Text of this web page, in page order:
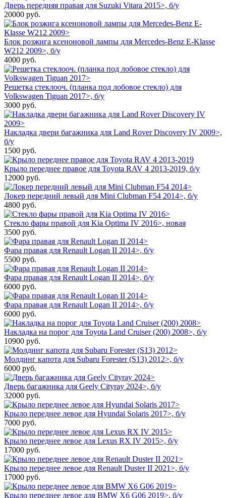
Дверь передняя правая для Suzuki Vitara 2015>, б/у
20000 руб.
Блок розжига ксеноновой лампы для Mercedes-Benz E-Klasse
W212 2009>, б/у
4000 руб.
Решетка стеклооч. (планка под лобовое стекло) для
Volkswagen Tiguan 2017>, б/у
3000 руб.
Накладка двери багажника для Land Rover Discovery IV 2009>,
б/у
1500 руб.
Крыло переднее правое для Toyota RAV 4 2013-2019, б/у
12000 руб.
Локер передний левый для Mini Clubman F54 2014>, б/у
4800 руб.
Стекло фары правой для Kia Optima IV 2016>, новая
3500 руб.
Фара правая для Renault Logan II 2014>, б/у
5500 руб.
Фара правая для Renault Logan II 2014>, б/у
6000 руб.
Фара правая для Renault Logan II 2014>, б/у
6000 руб.
Накладка на порог для Toyota Land Cruiser (200) 2008>, б/у
10900 руб.
Молдинг капота для Subaru Forester (S13) 2012>, б/у
6000 руб.
Дверь багажника для Geely Cityray 2024>, б/у
32000 руб.
Крыло переднее левое для Hyundai Solaris 2017>, б/у
7000 руб.
Крыло переднее левое для Lexus RX IV 2015>, б/у
17000 руб.
Крыло переднее левое для Renault Duster II 2021>, б/у
17000 руб.
Крыло переднее левое для BMW X6 G06 2019>, б/у